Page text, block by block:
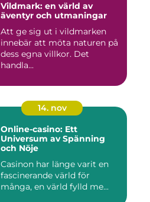
Vildmark: en värld av
äventyr och utmaningar
Att ge sig ut i vildmarken
innebär att möta naturen på
dess egna villkor. Det
handla...
14. nov
Online-casino: Ett
Universum av Spänning
och Nöje
Casinon har länge varit en
fascinerande värld för
många, en värld fylld me...